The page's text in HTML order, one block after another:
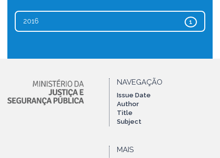
1
2016
NAVEGAÇÃO
Issue Date
Author
Title
Subject
MAIS